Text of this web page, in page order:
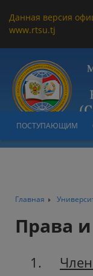
Данная версия
www.rtsu.tj
ПОСТУПАЮЩИМ
Главная
Права
1.